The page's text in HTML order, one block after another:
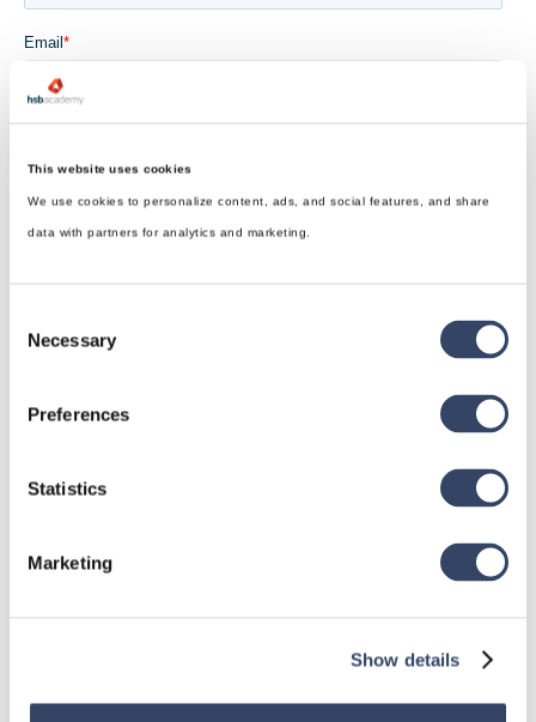
This website uses cookies
We use cookies to personalize content, ads, and social features, and share
data with partners for analytics and marketing.
Selection
Necessary
Preferences
Statistics
Marketing
Show details
hsbDesign für Revit®